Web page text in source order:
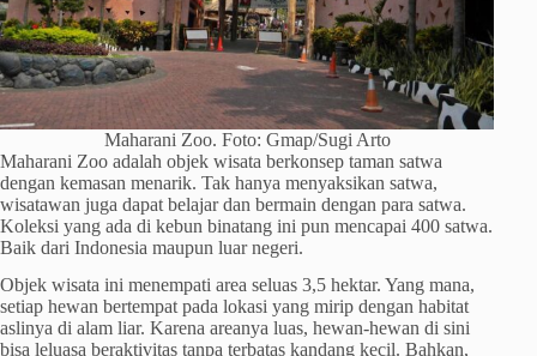
Maharani Zoo. Foto: Gmap/Sugi Arto
Maharani Zoo adalah objek wisata berkonsep taman satwa
dengan kemasan menarik. Tak hanya menyaksikan satwa,
wisatawan juga dapat belajar dan bermain dengan para satwa.
Koleksi yang ada di kebun binatang ini pun mencapai 400 satwa.
Baik dari Indonesia maupun luar negeri.
Objek wisata ini menempati area seluas 3,5 hektar. Yang mana,
setiap hewan bertempat pada lokasi yang mirip dengan habitat
aslinya di alam liar. Karena areanya luas, hewan-hewan di sini
bisa leluasa beraktivitas tanpa terbatas kandang kecil. Bahkan,